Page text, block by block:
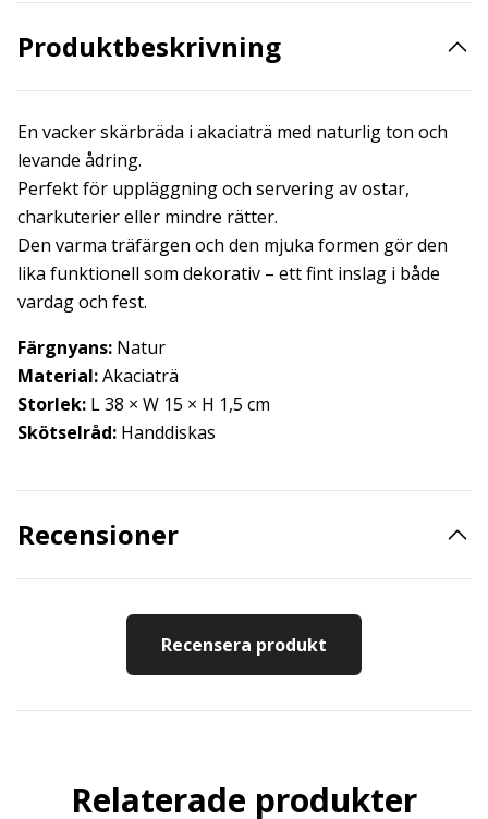
Produktbeskrivning
En vacker skärbräda i akaciaträ med naturlig ton och
levande ådring.
Perfekt för uppläggning och servering av ostar,
charkuterier eller mindre rätter.
Den varma träfärgen och den mjuka formen gör den
lika funktionell som dekorativ – ett fint inslag i både
vardag och fest.
Färgnyans: Natur
Material:Akaciaträ
Storlek: L 38 × W 15 × H 1,5 cm
Skötselråd: Handdiskas
Recensioner
Recensera produkt
Relaterade produkter